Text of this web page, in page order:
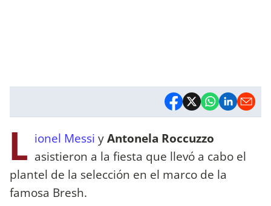
L ionel Messi yAntonela Roccuzzo
asistieron a la fiesta que llevó a cabo el
plantel de la selección en el marco de la
famosa Bresh.